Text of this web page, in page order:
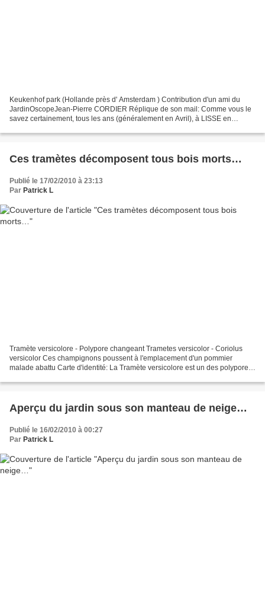
Keukenhof park (Hollande près d' Amsterdam ) Contribution d'un ami du
JardinOscopeJean-Pierre CORDIER Réplique de son mail: Comme vous le
savez certainement, tous les ans (généralement en Avril), à LISSE en
Ces tramètes décomposent tous bois morts…
Publié le 17/02/2010 à 23:13
Par Patrick L
Tramète versicolore - Polypore changeant Trametes versicolor - Coriolus
versicolor Ces champignons poussent à l'emplacement d'un pommier
malade abattu Carte d'identité: La Tramète versicolore est un des polypores
Aperçu du jardin sous son manteau de neige…
Publié le 16/02/2010 à 00:27
Par Patrick L